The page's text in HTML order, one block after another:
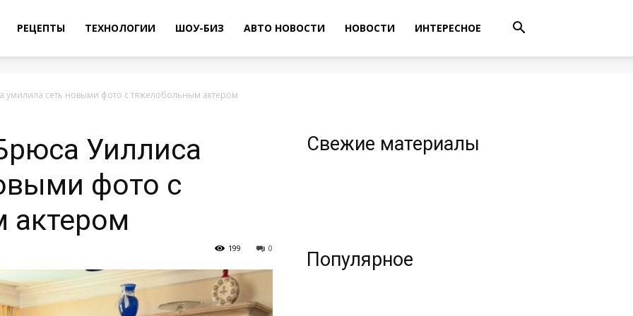
РЕЦЕПТЫ ТЕХНОЛОГИИ ШОУ-БИЗ АВТО НОВОСТИ НОВОСТИ ИНТЕРЕСНОЕ
сеть новыми фото с тяжелобольным актером
Уиллиса
фото с
актером
0
199
Свежие материалы
Популярное